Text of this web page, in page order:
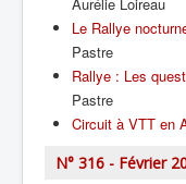
Le Rallye
Pastre
Rallye : Les
Pastre
Circuit à VTT en
N° 316 - Février